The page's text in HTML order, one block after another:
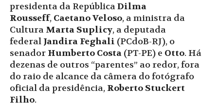
presidenta da RepúblicaDilma
Rousseff, Caetano Veloso, a ministra da
Cultura Marta Suplicy, a deputada
federal Jandira Feghali (PCdoB-RJ), o
senador Humberto Costa (PT-PE) e Otto. Há
dezenas de outros “parentes” ao redor, fora
do raio de alcance da câmera do fotógrafo
oficial da presidência, Roberto Stuckert
Filho.